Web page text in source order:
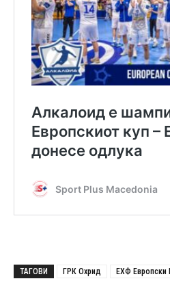
ТАГОВИ ГРК Охрид ЕХФ Европски